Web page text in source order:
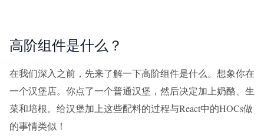
高阶组件是什么？
在我们深入之前，先来了解一下高阶组件是什么。想象你在
一个汉堡店。你点了一个普通汉堡，然后决定加上奶酪、生
菜和培根。给汉堡加上这些配料的过程与React中的HOCs做
的事情类似！